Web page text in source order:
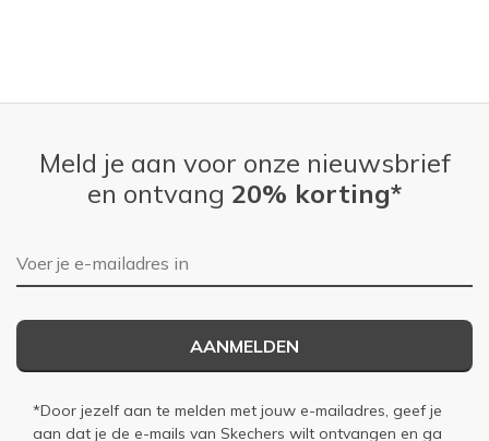
Meld je aan voor onze nieuwsbrief
en ontvang 20% korting*
E-mailadres
AANMELDEN
*Door jezelf aan te melden met jouw e-mailadres, geef je
aan dat je de e-mails van Skechers wilt ontvangen en ga